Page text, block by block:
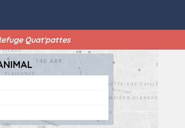
Quat'pattes